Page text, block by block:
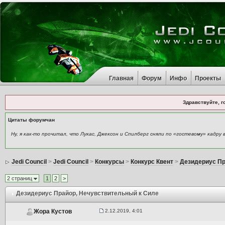
Главная Форум Инфо Проекты
Здравствуйте,
Цитаты форумчан
Ну, я как-то прочитал, что Лукас, Джексон и Спилберг сняли по «гостевому»
Jedi Council > Jedi Council > Конкурсы> Конкурс Квент> Дезидериус
2 страниц 1 2 >
Дезидериус Прайор, Нечувствительный к Силе
Жора Кустов 2.12.2019, 4:01